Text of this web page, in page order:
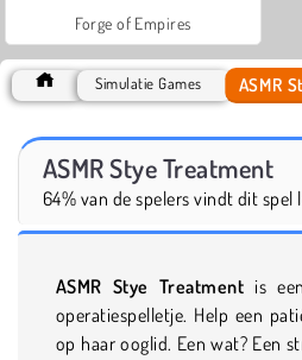
Forge of Empires
Simulatie Games ASMR
ASMR Stye Treatment
64% van de spelers vindt dit spel
ASMR Stye Treatment is
operatiespelletje. Help een
op haar ooglid. Een wat? Een